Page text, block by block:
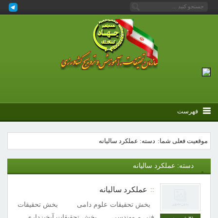
فهرست
موقعیت فعلی شما: دسته: عملکرد سالیانه
دسته: عملکرد سالیانه
عملکرد سالیانه
بخش تحقیقات علوم دامی بخش تحقیقات